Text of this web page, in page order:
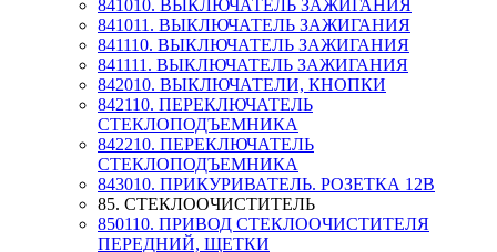
841010. ВЫКЛЮЧАТЕЛЬ ЗАЖИГАНИЯ
841011. ВЫКЛЮЧАТЕЛЬ ЗАЖИГАНИЯ
841110. ВЫКЛЮЧАТЕЛЬ ЗАЖИГАНИЯ
841111. ВЫКЛЮЧАТЕЛЬ ЗАЖИГАНИЯ
842010. ВЫКЛЮЧАТЕЛИ, КНОПКИ
842110. ПЕРЕКЛЮЧАТЕЛЬ
СТЕКЛОПОДЪЕМНИКА
842210. ПЕРЕКЛЮЧАТЕЛЬ
СТЕКЛОПОДЪЕМНИКА
843010. ПРИКУРИВАТЕЛЬ. РОЗЕТКА 12В
85. СТЕКЛООЧИСТИТЕЛЬ
850110. ПРИВОД СТЕКЛООЧИСТИТЕЛЯ
ПЕРЕДНИЙ, ЩЕТКИ